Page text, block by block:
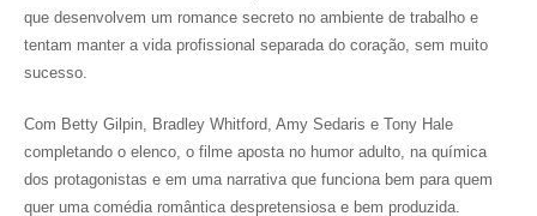
que desenvolvem um romance secreto no ambiente de trabalho e
tentam manter a vida profissional separada do coração, sem muito
sucesso.
Com Betty Gilpin, Bradley Whitford, Amy Sedaris e Tony Hale
completando o elenco, o filme aposta no humor adulto, na química
dos protagonistas e em uma narrativa que funciona bem para quem
quer uma comédia romântica despretensiosa e bem produzida.